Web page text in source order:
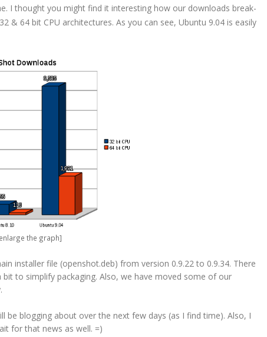
I thought you might find it interesting how our downloads break-
& 64 bit CPU architectures. As you can see, Ubuntu 9.04 is easily
the graph]
installer file (openshot.deb) from version 0.9.22 to 0.9.34. There
to simplify packaging. Also, we have moved some of our
be blogging about over the next few days (as I find time). Also, I
for that news as well. =)